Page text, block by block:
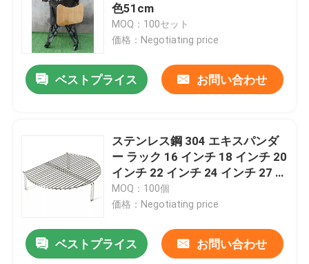
色51cm
MOQ：100セット
価格：Negotiating price
ベストプライス お問い合わせ
ステンレス鋼 304 エキスパンダ
ー ラック 16 インチ 18 インチ 20
インチ 22 インチ 24 インチ 27 イ
ンチ グリル用
MOQ：100個
価格：Negotiating price
ベストプライス お問い合わせ